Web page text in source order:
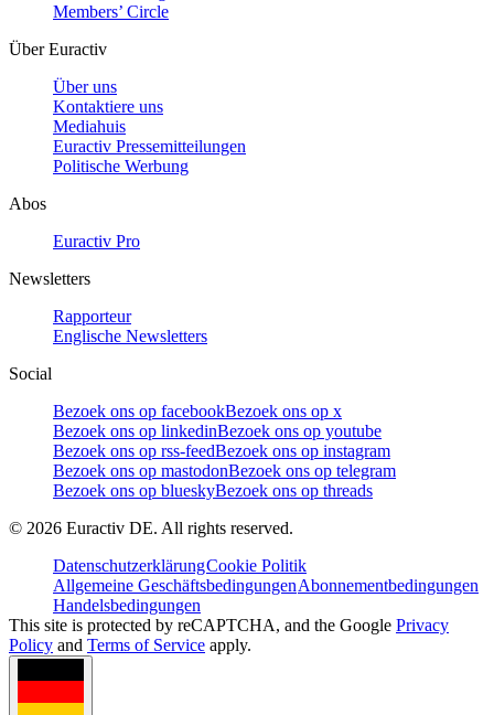
Members’ Circle
Über Euractiv
Über uns
Kontaktiere uns
Mediahuis
Euractiv Pressemitteilungen
Politische Werbung
Abos
Euractiv Pro
Newsletters
Rapporteur
Englische Newsletters
Social
Bezoek ons op facebookBezoek ons op x
Bezoek ons op linkedinBezoek ons op youtube
Bezoek ons op rss-feedBezoek ons op instagram
Bezoek ons op mastodonBezoek ons op telegram
Bezoek ons op blueskyBezoek ons op threads
© 2026 Euractiv DE. All rights reserved.
DatenschutzerklärungCookie Politik
Allgemeine GeschäftsbedingungenAbonnementbedingungen
Handelsbedingungen
This site is protected by reCAPTCHA, and the Google Privacy
Policy and Terms of Service apply.